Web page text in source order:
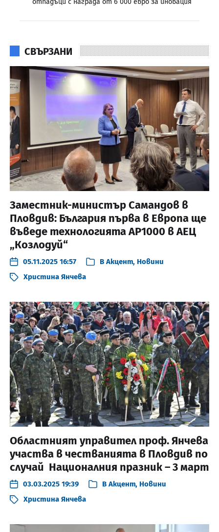
отпадъци с награда от 6 000 евро за иновация
СВЪРЗАНИ
Заместник-министър Самандов в
Пловдив: България първа в Европа ще
въведе технологията AP1000 в АЕЦ
„Козлодуй“
05.11.2025 16:57 В Акцент, Новини
Христина Янчева
Областният управител проф. Янчева
участва в честванията в Пловдив по
случай Националния празник – 3 март
03.03.2025 19:39 В Акцент, Новини
Христина Янчева